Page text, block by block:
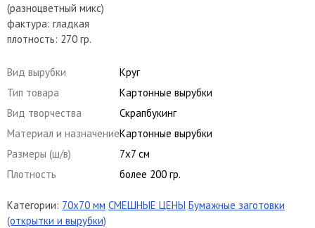
(разноцветный микс)
фактура: гладкая
плотность: 270 гр.
Вид вырубки
Круг
Тип товара
Картонные вырубки
Вид творчества
Скрапбукинг
Материал и назначениеКартонные вырубки
Размеры (ш/в)
7х7 см
Плотность
более 200 гр.
Категории: 70х70 мм СМЕШНЫЕ ЦЕНЫ Бумажные заготовки
(открытки и вырубки)